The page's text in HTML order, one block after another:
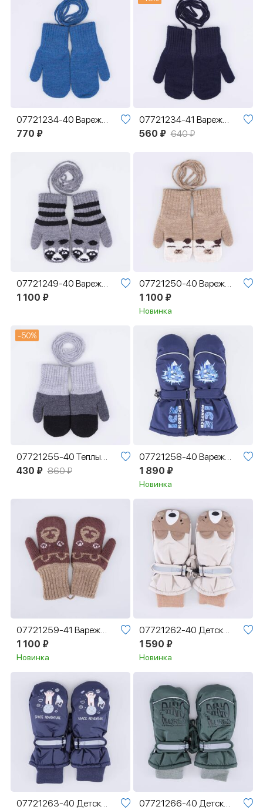
07721234-40 Варежки детские однослойные синий
770 ₽
07721234-41 Варежки детские однослойные темно-синий
560 ₽ 640 ₽
07721249-40 Варежки детские двухслойные Панда
1 100 ₽
07721250-40 Варежки детские двухслойные Мордашка
1 100 ₽
Новинка
-50%
07721255-40 Теплые варежки из шерсти мериноса серый
430 ₽ 860 ₽
07721258-40 Варежки-краги Ледяной монстр
1 890 ₽
Новинка
07721259-41 Варежки двухслойные из шерсти мериноса Мишка
1 100 ₽
Новинка
07721262-40 Детские варежки на зиму для мальчика
1 590 ₽
Новинка
07721263-40 Детские варежки на зиму для мальчика
07721266-40 Детские варежки на зиму для мальчика